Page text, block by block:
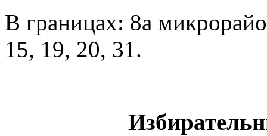
В границах: 8а
15, 19, 20, 31.